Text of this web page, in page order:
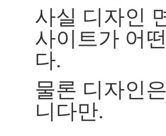
사실 디자인
사이트가 어
다.
물론 디자인
니다만.